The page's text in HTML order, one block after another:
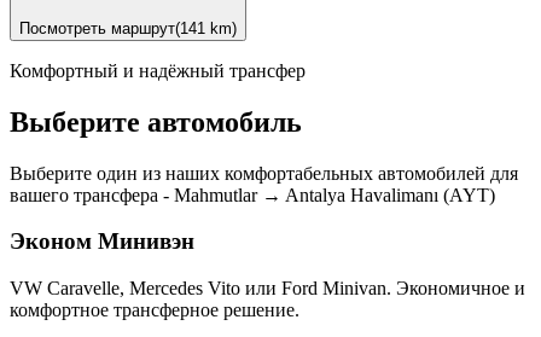
Посмотреть маршрут(141 km)
Комфортный и надёжный трансфер
Выберите автомобиль
Выберите один из наших комфортабельных автомобилей для
вашего трансфера - Mahmutlar→ Antalya Havalimanı (AYT)
Эконом Минивэн
VW Caravelle, Mercedes Vito или Ford Minivan. Экономичное и
комфортное трансферное решение.